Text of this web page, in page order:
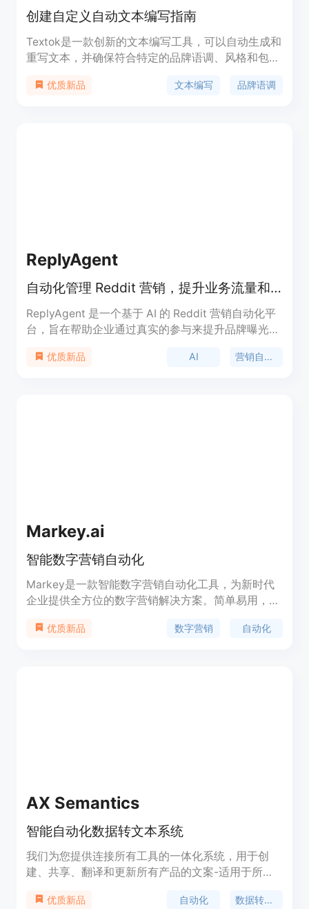
创建自定义自动文本编写指南
Textok是一款创新的文本编写工具，可以自动生成和
重写文本，并确保符合特定的品牌语调、风格和包容
的语调设置和规则，同时可以检测任何文本的语调。
优质新品 文本编写 品牌语调
ReplyAgent
自动化管理 Reddit 营销，提升业务流量和品牌影响力。
ReplyAgent 是一个基于 AI 的 Reddit 营销自动化平
台，旨在帮助企业通过真实的参与来提升品牌曝光和
的 Reddit 对话并生成真实的评论，从而驱动高质量
优质新品 AI 营销自动化
Markey.ai
智能数字营销自动化
Markey是一款智能数字营销自动化工具，为新时代
企业提供全方位的数字营销解决方案。简单易用，即
适应各种企业规模和需求。Markey定位于帮助企业
优质新品 数字营销 自动化
AX Semantics
智能自动化数据转文本系统
我们为您提供连接所有工具的一体化系统，用于创
建、共享、翻译和更新所有产品的文案-适用于所有
优质新品 自动化 数据转文本